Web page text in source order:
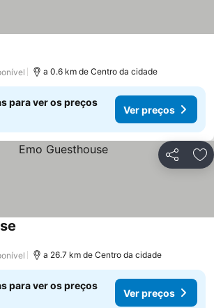
a 0.6 km de Centro da cidade
para ver os preços
Ver preços
Partilhar
a 26.7 km de Centro da cidade
para ver os preços
Ver preços